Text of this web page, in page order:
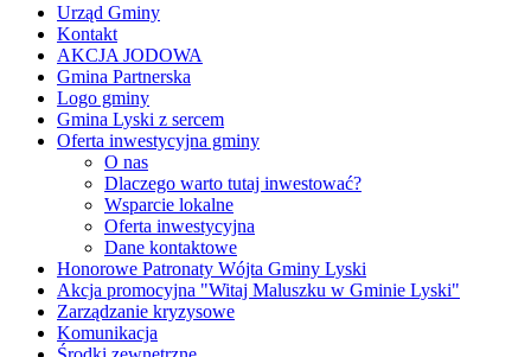
Urząd Gminy
Kontakt
AKCJA JODOWA
Gmina Partnerska
Logo gminy
Gmina Lyski z sercem
Oferta inwestycyjna gminy
O nas
Dlaczego warto tutaj inwestować?
Wsparcie lokalne
Oferta inwestycyjna
Dane kontaktowe
Honorowe Patronaty Wójta Gminy Lyski
Akcja promocyjna "Witaj Maluszku w Gminie Lyski"
Zarządzanie kryzysowe
Komunikacja